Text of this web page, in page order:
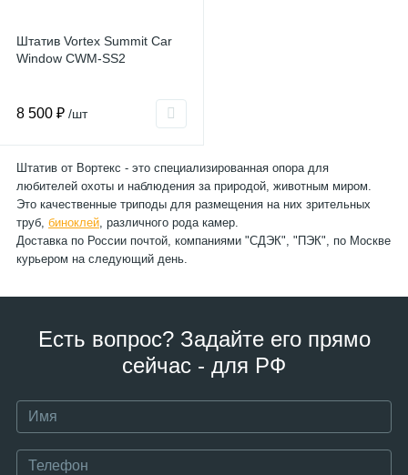
Штатив Vortex Summit Car
Window CWM-SS2
8 500 ₽ /шт
Штатив от Вортекс - это специализированная опора для
любителей охоты и наблюдения за природой, животным миром.
Это качественные триподы для размещения на них зрительных
труб, биноклей , различного рода камер.
Доставка по России почтой, компаниями "СДЭК", "ПЭК", по Москве
курьером на следующий день.
Есть вопрос? Задайте его прямо
сейчас - для РФ